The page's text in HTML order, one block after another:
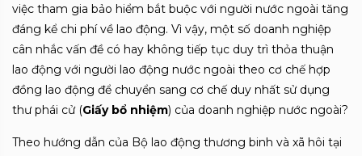
việc tham gia bảo hiểm bắt buộc với người nước ngoài tăng
đáng kể chi phí về lao động. Vì vậy, một số doanh nghiệp
cân nhắc vấn đề có hay không tiếp tục duy trì thỏa thuận
lao động với người lao động nước ngoài theo cơ chế hợp
đồng lao động để chuyển sang cơ chế duy nhất sử dụng
thư phái cử (Giấy bổ nhiệm) của doanh nghiệp nước ngoài?
Theo hướng dẫn của Bộ lao động thương binh và xã hôi tại